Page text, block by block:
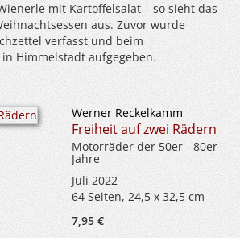
mit Kartoffelsalat – so sieht das
aus. Zuvor wurde
verfasst und beim
Himmelstadt aufgegeben.
Werner Reckelkamm
Freiheit auf zwei Rädern
Motorräder der 50er - 80er
Jahre
Juli 2022
64 Seiten, 24,5 x 32,5 cm
7,95 €